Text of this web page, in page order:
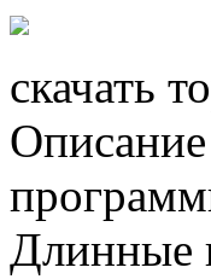
скачать
Длинные